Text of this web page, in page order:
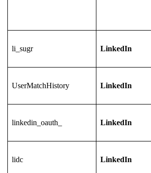
li_sugr LinkedIn
UserMatchHistory LinkedIn
linkedin_oauth_ LinkedIn
lidc LinkedIn